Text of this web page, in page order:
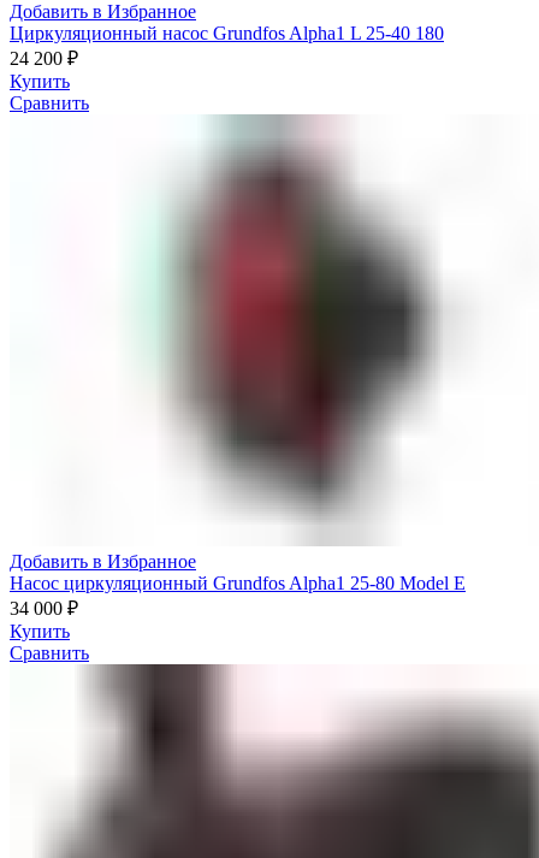
Добавить в Избранное
Циркуляционный насос Grundfos Alpha1 L 25-40 180
24 200 ₽
Купить
Сравнить
Добавить в Избранное
Насос циркуляционный Grundfos Alpha1 25-80 Model E
34 000 ₽
Купить
Сравнить